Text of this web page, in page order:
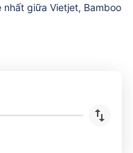
giữa Vietjet, Bamboo